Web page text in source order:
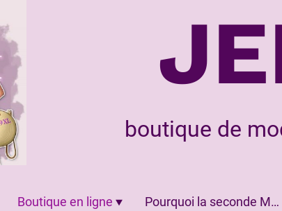
boutique de
Boutique en ligne Pourquoi la seconde Main?